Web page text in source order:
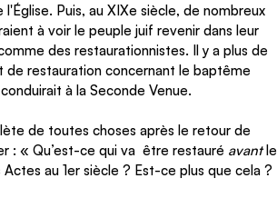
Puis, au XIXe siècle, de nombreux
à voir le peuple juif revenir dans leur
des restaurationnistes. Il y a plus de
restauration concernant le baptême
à la Seconde Venue.
de toutes choses après le retour de
: « Qu’est-ce qui va  être restauré avant le
au 1er siècle ? Est-ce plus que cela ?